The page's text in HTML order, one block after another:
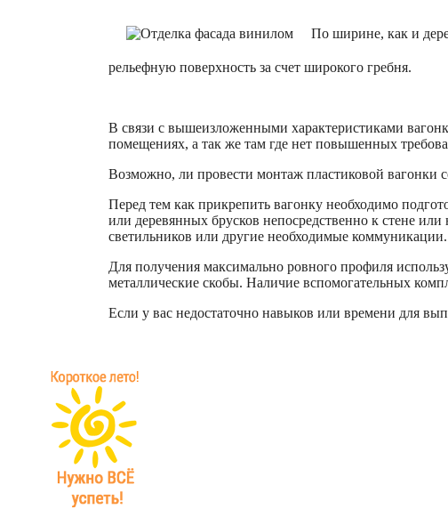
По ширине, как и
рельефную поверхность за счет широкого гребня.
В связи с вышеизложенными характеристиками
помещениях, а так же там где нет повышенных
Возможно, ли провести монтаж пластиковой вагонки
Перед тем как прикрепить вагонку необходимо
или деревянных брусков непосредственно к стене
светильников или другие необходимые коммуникации.
Для получения максимально ровного профиля
металлические скобы. Наличие вспомогательных
Если у вас недостаточно навыков или времени для